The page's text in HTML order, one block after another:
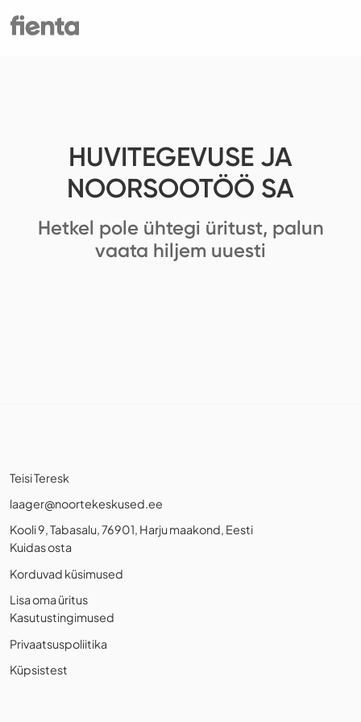
HUVITEGEVUSE JA
NOORSOOTÖÖ SA
Hetkel pole ühtegi üritust, palun
vaata hiljem uuesti
Teisi Teresk
laager@noortekeskused.ee
Kooli 9, Tabasalu, 76901, Harju maakond, Eesti
Kuidas osta
Korduvad küsimused
Lisa oma üritus
Kasutustingimused
Privaatsuspoliitika
Küpsistest